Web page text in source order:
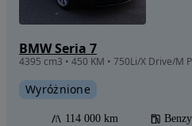
BMW Seria 7
Wyróżnione
114 000 km